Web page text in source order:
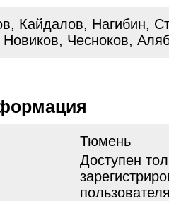
Кайдалов, Нагибин,
Чесноков,
Тюмень
Доступен